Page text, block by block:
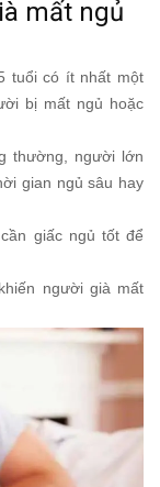
mất ngủ
tuổi có ít nhất một
bị mất ngủ hoặc
thường, người lớn
gian ngủ sâu hay
giấc ngủ tốt để
người già mất